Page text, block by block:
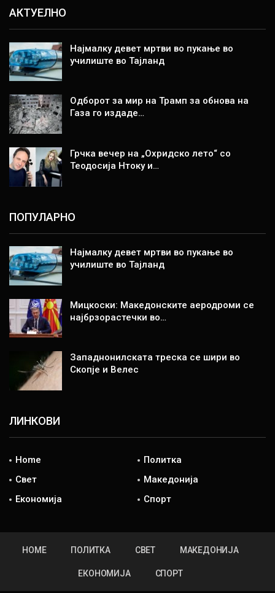
АКТУЕЛНО
Најмалку девет мртви во пукање во
училиште во Тајланд
Одборот за мир на Трамп за обнова на
Газа го издаде…
Грчка вечер на „Охридско лето“ со
Теодосија Нтоку и…
ПОПУЛАРНО
Најмалку девет мртви во пукање во
училиште во Тајланд
Мицкоски: Македонските аеродроми се
најбрзорастечки во…
Западнонилската треска се шири во
Скопје и Велес
ЛИНКОВИ
Home
Политка
Свет
Македонија
Економија
Спорт
HOME ПОЛИТКА СВЕТ МАКЕДОНИЈА
ЕКОНОМИЈА СПОРТ